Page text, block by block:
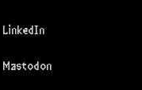
LinkedIn
Mastodon